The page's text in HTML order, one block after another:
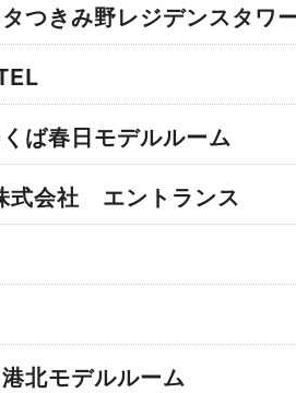
つきみ野レジデンスタワ
ば春日モデルルーム
式会社 エントランス
北モデルルーム